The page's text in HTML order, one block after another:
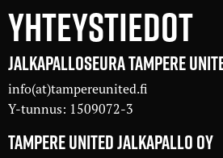
YHTEYSTIEDOT
JALKAPALLOSEURA TAMPERE
info(at)tampereunited.fi
Y-tunnus: 1509072-3
TAMPERE UNITED JALKAPALLO OY